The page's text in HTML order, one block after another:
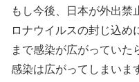
もし今後、日本が外出禁
ロナウイルスの封じ込め
まで感染が広がっていた
感染は広がってしまいま